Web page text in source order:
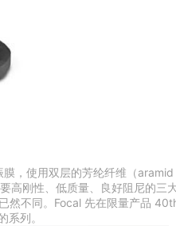
，使用双层的芳纶纤维（
高刚性、低质量、良好阻尼的三
然不同。Focal 先在限量产品
列。